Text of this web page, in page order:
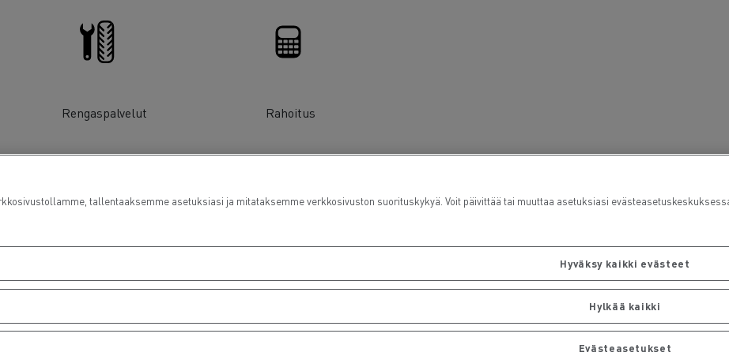
Rengaspalvelut Rahoitus
tallentaaksemme asetuksiasi ja mitataksemme verkkosivuston suorituskykyä. Voit päivittää tai muuttaa asetuksiasi
Hyväksy kaikki evästeet
Hylkää kaikki
Evästeasetukset